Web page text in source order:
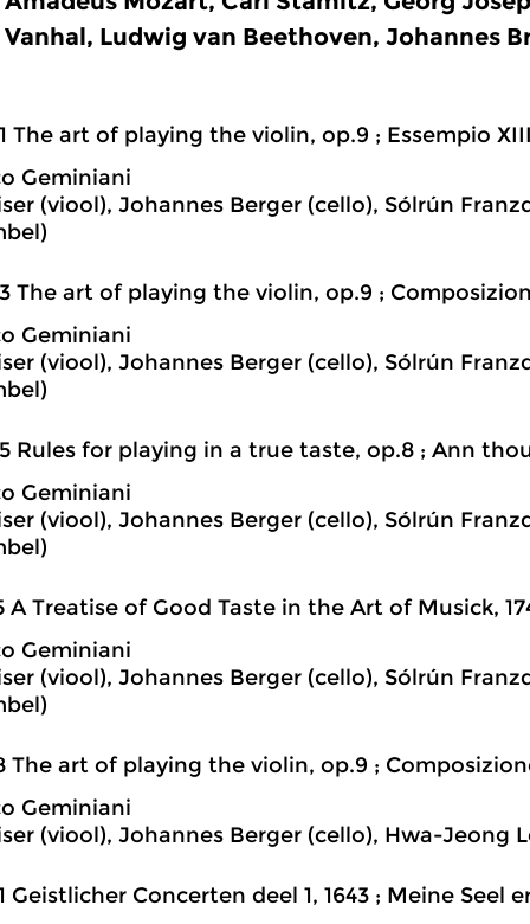
Vanhal, Ludwig van Beethoven, Johannes
The art of playing the violin, op.9 ; Essempio
Geminiani
(viool), Johannes Berger (cello), Sólrún
The art of playing the violin, op.9 ;
Geminiani
(viool), Johannes Berger (cello), Sólrún
Rules for playing in a true taste, op.8 ; Ann
Geminiani
(viool), Johannes Berger (cello), Sólrún
A Treatise of Good Taste in the Art of Musick,
Geminiani
(viool), Johannes Berger (cello), Sólrún
The art of playing the violin, op.9 ;
Geminiani
(viool), Johannes Berger (cello), Hwa-Jeong
Geistlicher Concerten deel 1, 1643 ; Meine Seel